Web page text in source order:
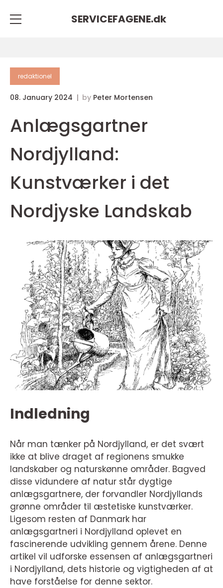
SERVICEFAGENE.dk
redaktionel
08. January 2024 by Peter Mortensen
Anlægsgartner
Nordjylland:
Kunstværker i det
Nordjyske Landskab
Indledning
Når man tænker på Nordjylland, er det svært
ikke at blive draget af regionens smukke
landskaber og naturskønne områder. Bagved
disse vidundere af natur står dygtige
anlægsgartnere, der forvandler Nordjyllands
grønne områder til æstetiske kunstværker.
Ligesom resten af Danmark har
anlægsgartneri i Nordjylland oplevet en
fascinerende udvikling gennem årene. Denne
artikel vil udforske essensen af anlægsgartneri
i Nordjylland, dets historie og vigtigheden af at
have forståelse for denne sektor.